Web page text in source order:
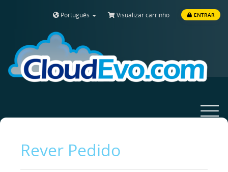
Português Visualizar carrinho ENTRAR
Toggle
Rever Pedido